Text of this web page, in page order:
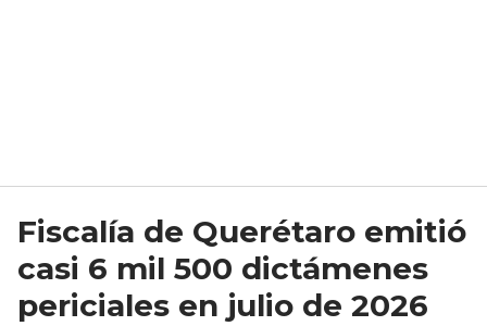
Fiscalía de Querétaro emitió
casi 6 mil 500 dictámenes
periciales en julio de 2026